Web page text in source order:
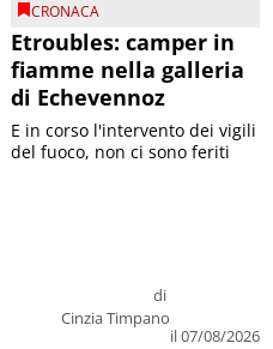
CRONACA
Etroubles: camper in
fiamme nella galleria
di Echevennoz
di
Cinzia Timpano
il 07/08/2026
E in corso l'intervento dei vigili
del fuoco, non ci sono feriti